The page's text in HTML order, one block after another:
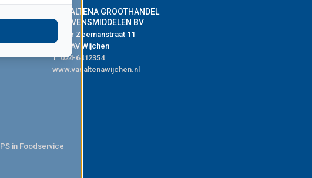
VAN ALTENA GROOTHANDEL
IN LEVENSMIDDELEN BV
Pieter Zeemanstraat 11
6603 AV Wijchen
T:024-6412354
www.vanaltenawijchen.nl
PS in Foodservice